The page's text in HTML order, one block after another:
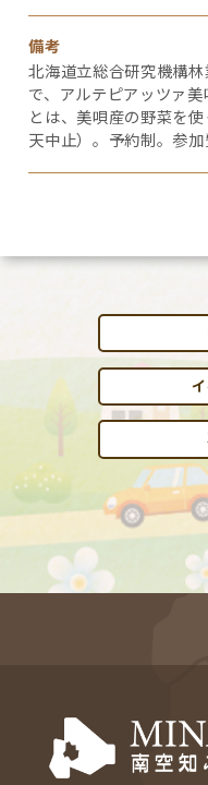
備考
北海道立総合研究機構
で、アルテピアッツァ
とは、美唄産の野菜を
天中止）。予約制。参加